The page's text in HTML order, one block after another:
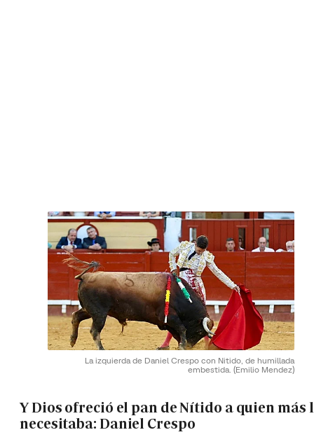
La izquierda de Daniel Crespo con Nitido, de humillada
embestida. (Emilio Mendez)
Y Dios ofreció el pan de Nítido a quien más
necesitaba: Daniel Crespo